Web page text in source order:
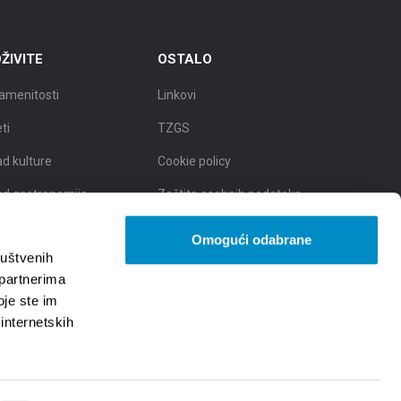
ste im
Omogući odabrane
kulture
gastronomije
OSTALO
Linkovi
TZGS
Cookie policy
Zaštita osobnih podataka -
GDPR